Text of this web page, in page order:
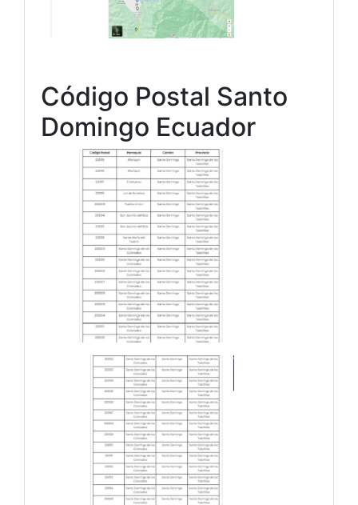
Código Postal Santo
Domingo Ecuador